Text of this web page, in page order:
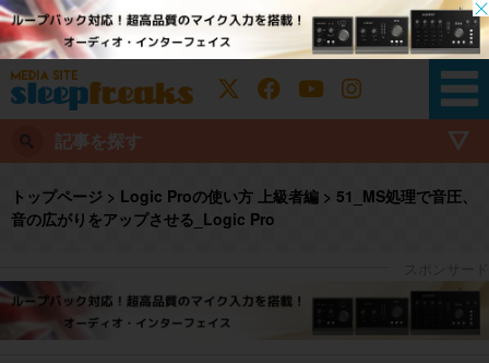
記事を探す
トップページ > Logic Proの使い方 上級者編 > 51_MS処理で音圧、
音の広がりをアップさせる_Logic Pro